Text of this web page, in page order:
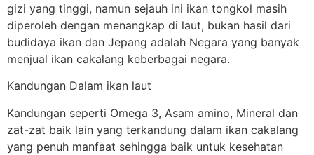
gizi yang tinggi, namun sejauh ini ikan tongkol masih
diperoleh dengan menangkap di laut, bukan hasil dari
budidaya ikan dan Jepang adalah Negara yang banyak
menjual ikan cakalang keberbagai negara.
Kandungan Dalam ikan laut
Kandungan seperti Omega 3, Asam amino, Mineral dan
zat-zat baik lain yang terkandung dalam ikan cakalang
yang penuh manfaat sehingga baik untuk kesehatan